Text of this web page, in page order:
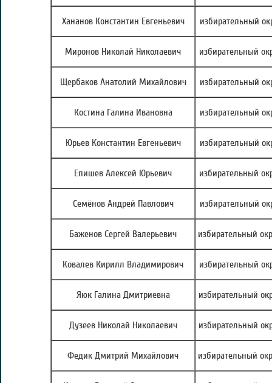
Хананов Константин Евгеньевич избирательный
Миронов Николай Николаевич избирательный
Щербаков Анатолий Михайлович избирательный
Костина Галина Ивановна избирательный
Юрьев Константин Евгеньевич избирательный
Епишев Алексей Юрьевич избирательный
Семёнов Андрей Павлович избирательный
Баженов Сергей Валерьевич избирательный
Ковалев Кирилл Владимирович избирательный
Яюк Галина Дмитриевна избирательный
Дузеев Николай Николаевич избирательный
Федик Дмитрий Михайлович избирательный